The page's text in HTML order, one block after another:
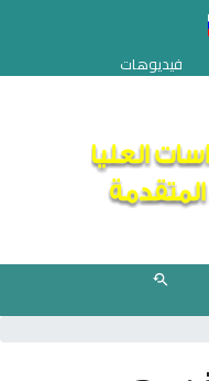
فيديوهات